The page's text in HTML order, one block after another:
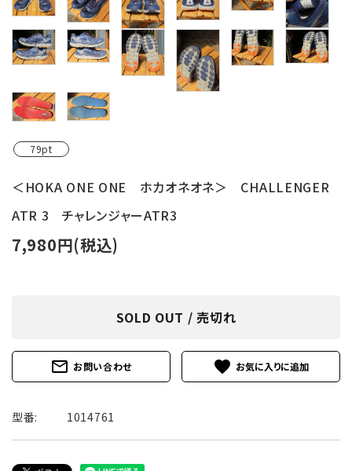
POLICY
INFORMATION
ACCOUNT MENU
ようこそ ゲスト 様
meeting_room
79pt
＜HOKA ONE ONE ホカオネオネ＞ CHALLENGER
ATR 3 チャレンジャーATR3
7,980円(税込)
SOLD OUT / 売切れ
mail_outline お問い合わせ favorite
型番: 1014761